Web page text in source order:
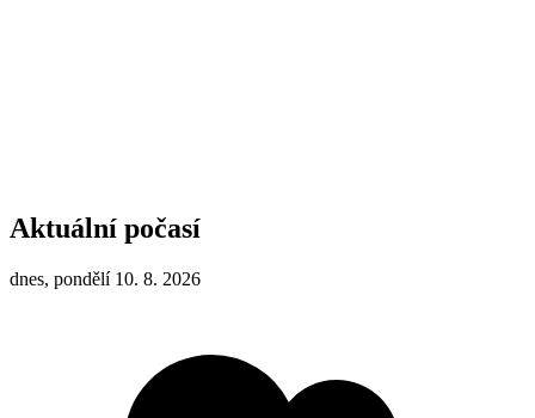
Aktuální počasí
dnes, pondělí 10. 8. 2026